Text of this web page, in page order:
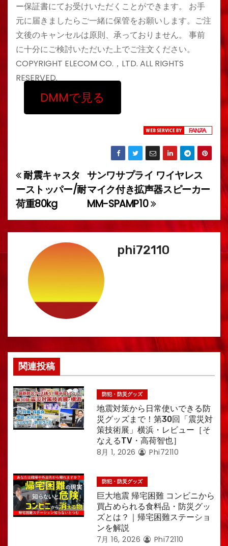
ー保証書にてお受けいただくことができます。 お手
元に届きましたらご一緒に保管をお願いします。ご注
文後のキャンセルは原則、承っておりません。 事前
に十分にご検討いただいた上でご注文ください。
COPYRIGHT ELECOM CO.，LTD. ALL RIGHTS
RESERVED.
DMMで見る
投
稿
ナ
ゲ
ー
ン
サンワサプライ ワイヤレス
マイク付き拡声器スピーカー
MM-SPAMP10
耐震キャスタ
ーストッパー/耐
荷重80kg
phi72110
関連投稿
防犯・防災グッズ
地震対策から日常使いできる防
災グッズまで！第30回「震災対
策技術展」横浜・レビュー［そ
なえるTV・高荷智也］
8月 1, 2026 Phi72110
防犯・防災グッズ
巨大地震 帰宅困難 コンビニから
買占められる食料品・防災グッ
ズとは？｜帰宅困難ステーショ
ンを解説
7月 16, 2026 Phi72110